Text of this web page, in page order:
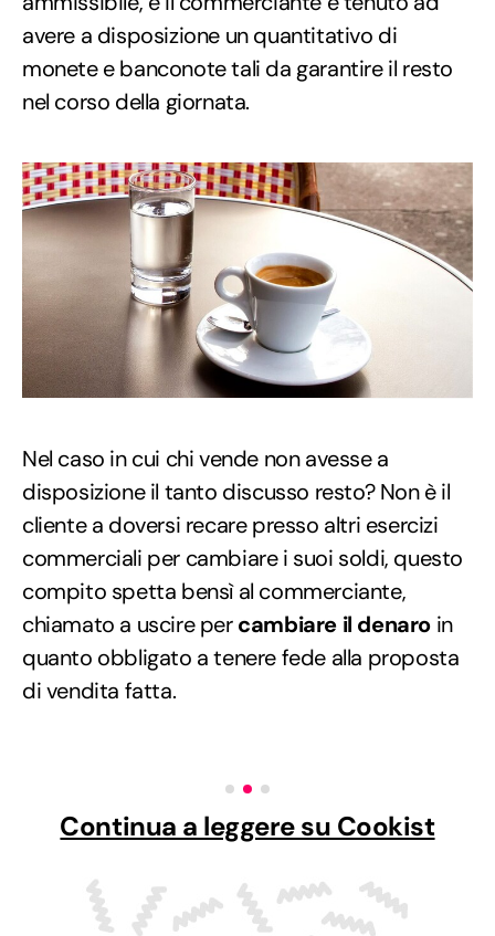
avere a disposizione un quantitativo di
monete e banconote tali da garantire il resto
nel corso della giornata.
Nel caso in cui chi vende non avesse a
disposizione il tanto discusso resto? Non è il
cliente a doversi recare presso altri esercizi
commerciali per cambiare i suoi soldi, questo
compito spetta bensì al commerciante,
chiamato a uscire percambiare il denaro in
quanto obbligato a tenere fede alla proposta
di vendita fatta.
Continua a leggere su Cookist